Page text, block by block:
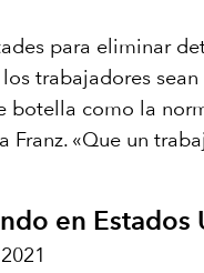
para eliminar
los trabajadores
como la
«Que un
en Estados